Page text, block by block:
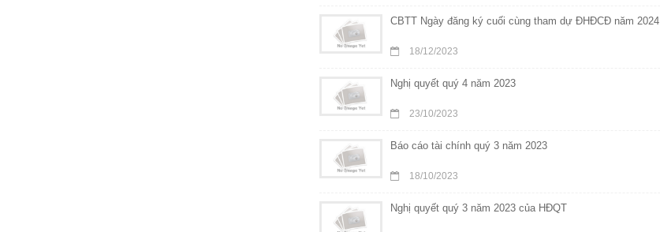
CBTT Ngày đăng ký cuối cùng tham dự ĐHĐCĐ năm 2024
18/12/2023
Nghị quyết quý 4 năm 2023
23/10/2023
Báo cáo tài chính quý 3 năm 2023
18/10/2023
Nghị quyết quý 3 năm 2023 của HĐQT